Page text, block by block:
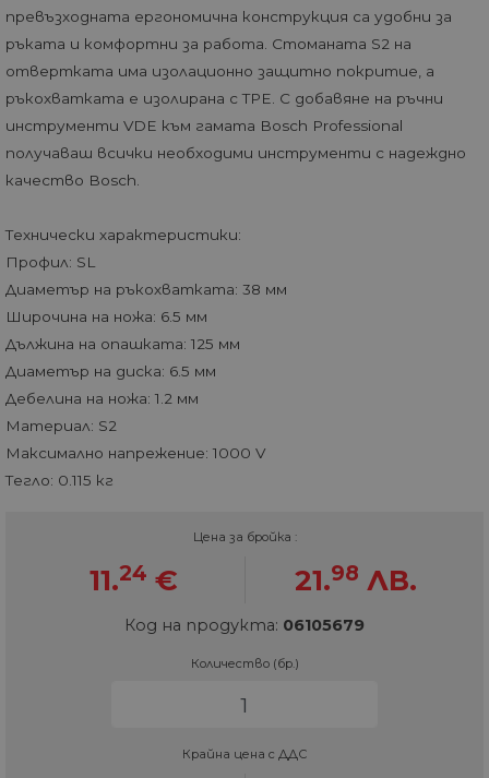
превъзходната ергономична конструкция са удобни за
ръката и комфортни за работа. Стоманата S2 на
отвертката има изолационно защитно покритие, а
ръкохватката е изолирана с TPE. С добавяне на ръчни
инструменти VDE към гамата Bosch Professional
получаваш всички необходими инструменти с надеждно
качество Bosch.
Технически характеристики:
Профил: SL
Диаметър на ръкохватката: 38 мм
Широчина на ножа: 6.5 мм
Дължина на опашката: 125 мм
Диаметър на диска: 6.5 мм
Дебелина на ножа: 1.2 мм
Материал: S2
Максимално напрежение: 1000 V
Тегло: 0.115 кг
Цена за бройка :
11.24 € 21.98 ЛВ.
Код на продукта: 06105679
Количество (бр.)
Крайна цена с ДДС